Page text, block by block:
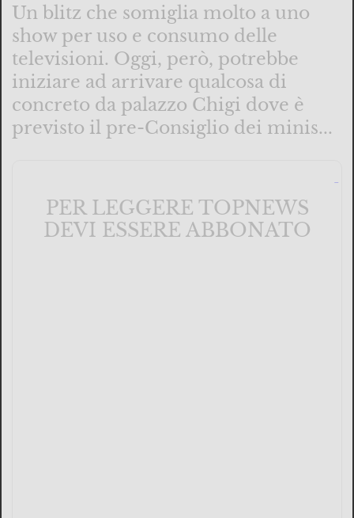
Un blitz che somiglia molto a uno
show per uso e consumo delle
televisioni. Oggi, però, potrebbe
iniziare ad arrivare qualcosa di
concreto da palazzo Chigi dove è
previsto il pre-Consiglio dei minis...
PER LEGGERE TOPNEWS
DEVI ESSERE ABBONATO